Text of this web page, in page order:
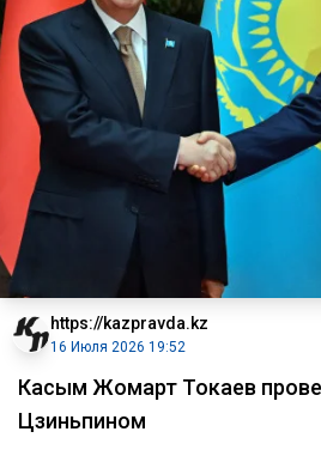
https://kazpravda.kz
16 Июля 2026 19:52
Касым Жомарт Токаев
Цзиньпином